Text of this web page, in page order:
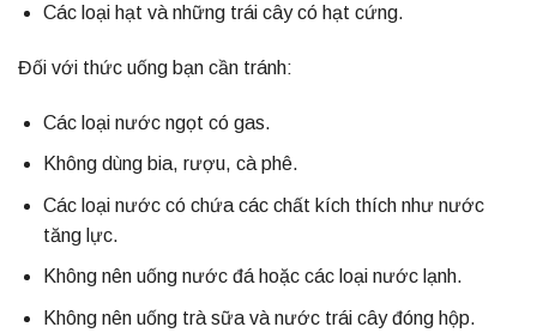
Các loại hạt và những trái cây có hạt cứng.
Đối với thức uống bạn cần tránh:
Các loại nước ngọt có gas.
Không dùng bia, rượu, cà phê.
Các loại nước có chứa các chất kích thích như nước
tăng lực.
Không nên uống nước đá hoặc các loại nước lạnh.
Không nên uống trà sữa và nước trái cây đóng hộp.